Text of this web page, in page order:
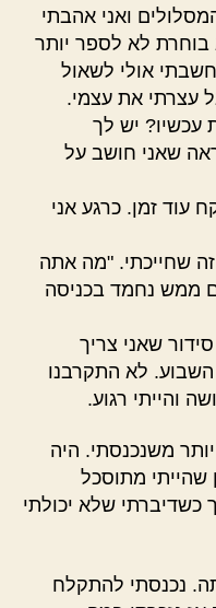
ואני אהבתי
לא לספר יותר
אולי לשאול
עצרתי את עצמי.
עכשיו? יש לך
שאני חושב על
עוד זמן. כרגע אני
שחייכתי. "מה אתה
ממש נחמד בכניסה
שאני צריך
לא התקרבנו
והייתי רגוע.
משנכנסתי. היה
מתוסכל
כשדיברתי שלא יכולתי
נכנסתי להתקלח